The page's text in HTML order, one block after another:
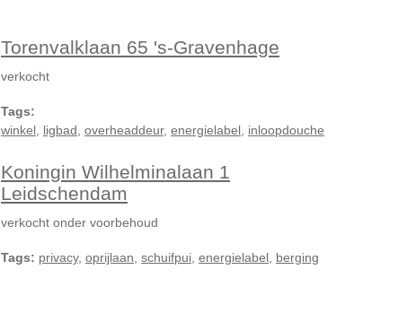
Torenvalklaan 65 's-Gravenhage
verkocht
Tags:
winkel ligbad overheaddeur, energielabel inloopdouche
Koningin Wilhelminalaan 1
Leidschendam
verkocht onder voorbehoud
Tags: privacy, oprijlaan schuifpui energielabel berging